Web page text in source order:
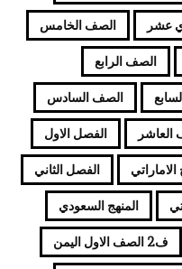
عشر الصف الخامس
الصف الرابع
الصف السادس
العاشر الفصل الاول
الفصل الثاني
المنهج السعودي
ف2 الصف الاول اليمن